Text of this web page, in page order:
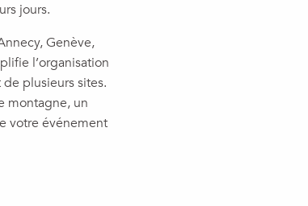
jours.
Genève,
l’organisation
plusieurs sites.
montagne, un
votre événement